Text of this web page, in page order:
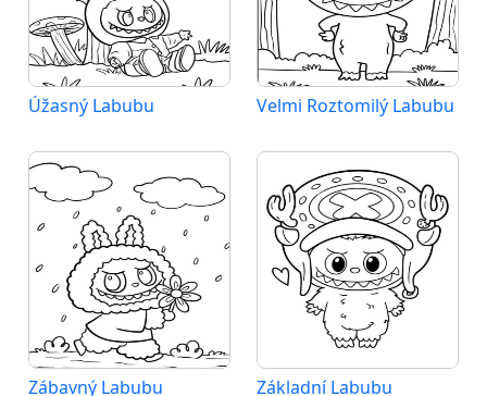
Úžasný Labubu Velmi Roztomilý Labubu
Zábavný Labubu Základní Labubu